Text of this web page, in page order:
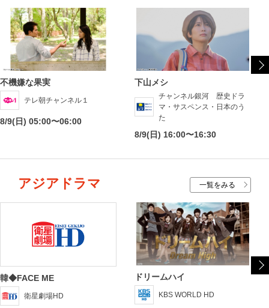
不機嫌な果実
テレ朝チャンネル１
8/9(日) 05:00〜06:00
下山メシ
チャンネル銀河 歴史ドラ
マ・サスペンス・日本のう
た
8/9(日) 16:00〜16:30
アジアドラマ 一覧をみる
韓◆FACE ME
衛星劇場HD
ドリームハイ
KBS WORLD HD